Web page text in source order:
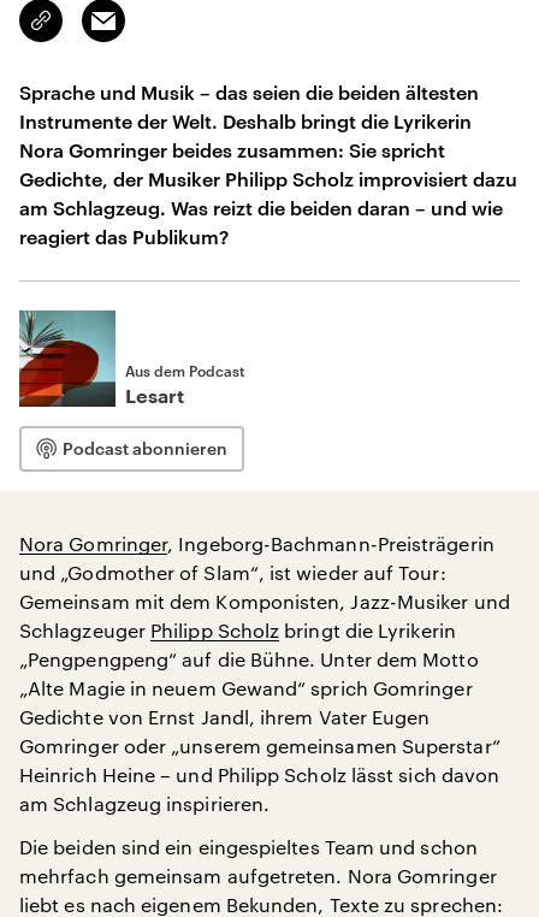
Link
kopieren/teilen
Email
Sprache und Musik – das seien die beiden ältesten
Instrumente der Welt. Deshalb bringt die Lyrikerin
Nora Gomringer beides zusammen: Sie spricht
Gedichte, der Musiker Philipp Scholz improvisiert dazu
am Schlagzeug. Was reizt die beiden daran – und wie
reagiert das Publikum?
Aus dem Podcast
Lesart
Podcast abonnieren
Nora Gomringer, Ingeborg-Bachmann-Preisträgerin
und „Godmother of Slam“, ist wieder auf Tour:
Gemeinsam mit dem Komponisten, Jazz-Musiker und
Schlagzeuger Philipp Scholz bringt die Lyrikerin
„Pengpengpeng“ auf die Bühne. Unter dem Motto
„Alte Magie in neuem Gewand“ sprich Gomringer
Gedichte von Ernst Jandl, ihrem Vater Eugen
Gomringer oder „unserem gemeinsamen Superstar“
Heinrich Heine – und Philipp Scholz lässt sich davon
am Schlagzeug inspirieren.
Die beiden sind ein eingespieltes Team und schon
mehrfach gemeinsam aufgetreten. Nora Gomringer
liebt es nach eigenem Bekunden, Texte zu sprechen: